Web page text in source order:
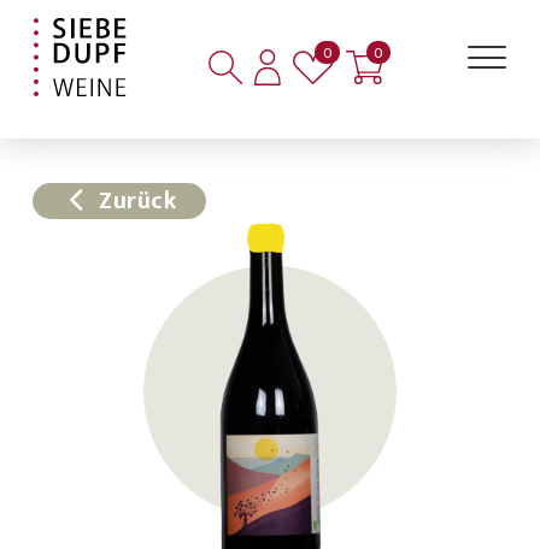
0Artikel auf der Merkliste
0Artikel im Warenkorb
Zurück